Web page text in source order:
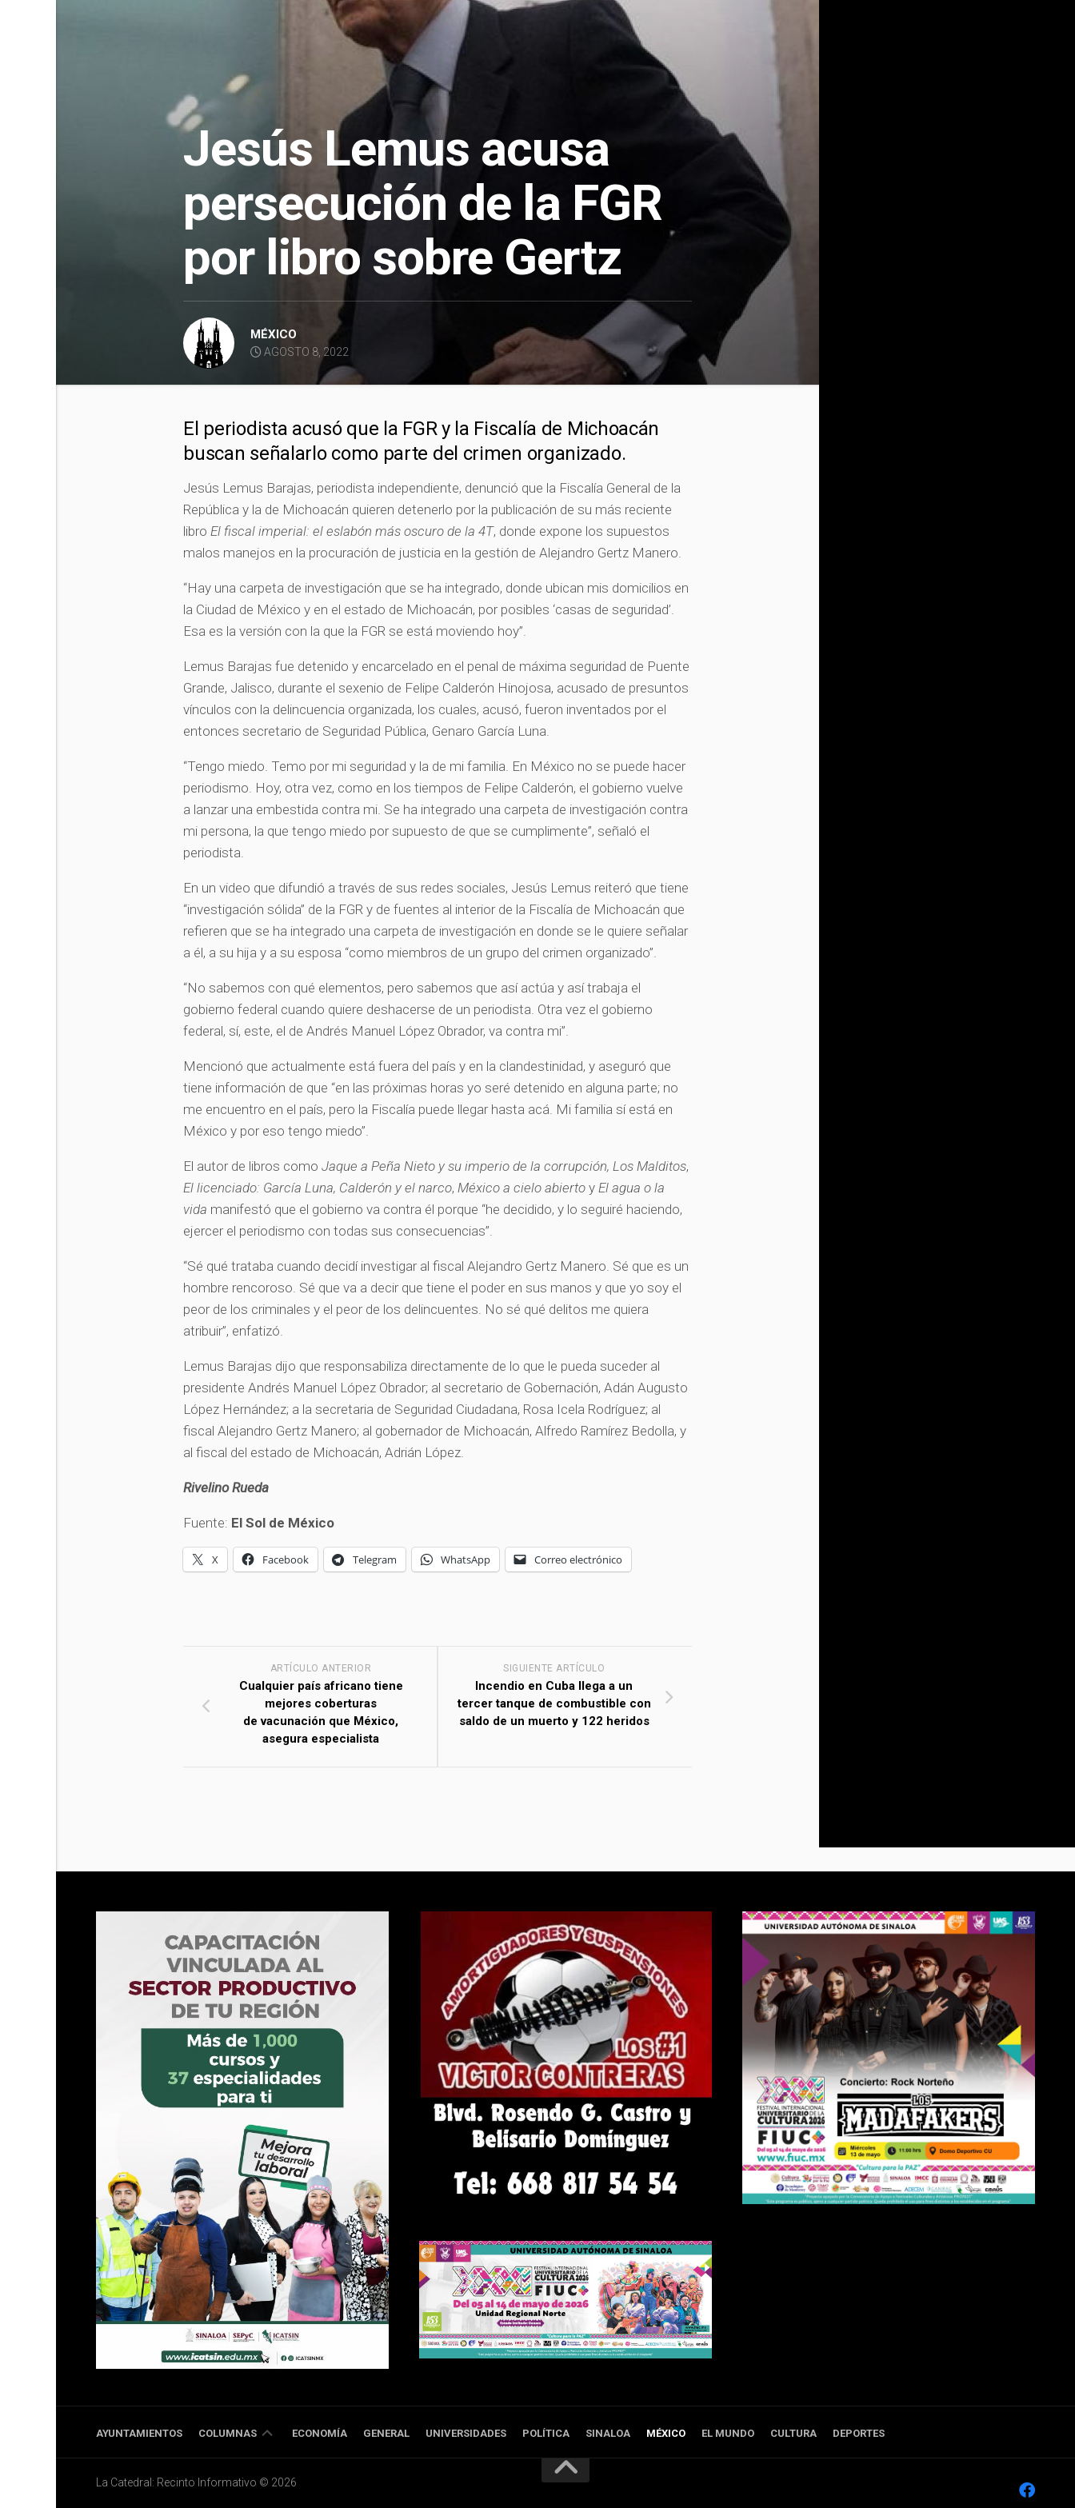
Jesús Lemus acusa
persecución de la FGR
por libro sobre Gertz
MÉXICO
AGOSTO 8, 2022
El periodista acusó que la FGR y la Fiscalía de Michoacán
buscan señalarlo como parte del crimen organizado.
Jesús Lemus Barajas, periodista independiente, denunció que la Fiscalía General de la
República y la de Michoacán quieren detenerlo por la publicación de su más reciente
libroEl fiscal imperial: el eslabón más oscuro de la 4T, donde expone los supuestos
malos manejos en la procuración de justicia en la gestión de Alejandro Gertz Manero.
“Hay una carpeta de investigación que se ha integrado, donde ubican mis domicilios en
la Ciudad de México y en el estado de Michoacán, por posibles ‘casas de seguridad’.
Esa es la versión con la que la FGR se está moviendo hoy”.
Lemus Barajas fue detenido y encarcelado en el penal de máxima seguridad de Puente
Grande, Jalisco, durante el sexenio de Felipe Calderón Hinojosa, acusado de presuntos
vínculos con la delincuencia organizada, los cuales, acusó, fueron inventados por el
entonces secretario de Seguridad Pública, Genaro García Luna.
“Tengo miedo. Temo por mi seguridad y la de mi familia. En México no se puede hacer
periodismo. Hoy, otra vez, como en los tiempos de Felipe Calderón, el gobierno vuelve
a lanzar una embestida contra mi. Se ha integrado una carpeta de investigación contra
mi persona, la que tengo miedo por supuesto de que se cumplimente”, señaló el
periodista.
En un video que difundió a través de sus redes sociales, Jesús Lemus reiteró que tiene
“investigación sólida” de la FGR y de fuentes al interior de la Fiscalía de Michoacán que
refieren que se ha integrado una carpeta de investigación en donde se le quiere señalar
a él, a su hija y a su esposa “como miembros de un grupo del crimen organizado”.
“No sabemos con qué elementos, pero sabemos que así actúa y así trabaja el
gobierno federal cuando quiere deshacerse de un periodista. Otra vez el gobierno
federal, sí, este, el de Andrés Manuel López Obrador, va contra mi”.
Mencionó que actualmente está fuera del país y en la clandestinidad, y aseguró que
tiene información de que “en las próximas horas yo seré detenido en alguna parte; no
me encuentro en el país, pero la Fiscalía puede llegar hasta acá. Mi familia sí está en
México y por eso tengo miedo”.
El autor de libros comoJaque a Peña Nieto y su imperio de la corrupción, Los Malditos,
El licenciado: García Luna, Calderón y el narco,México a cielo abierto yEl agua o la
vida manifestó que el gobierno va contra él porque “he decidido, y lo seguiré haciendo,
ejercer el periodismo con todas sus consecuencias”.
“Sé qué trataba cuando decidí investigar al fiscal Alejandro Gertz Manero. Sé que es un
hombre rencoroso. Sé que va a decir que tiene el poder en sus manos y que yo soy el
peor de los criminales y el peor de los delincuentes. No sé qué delitos me quiera
atribuir”, enfatizó.
Lemus Barajas dijo que responsabiliza directamente de lo que le pueda suceder al
presidente Andrés Manuel López Obrador; al secretario de Gobernación, Adán Augusto
López Hernández; a la secretaria de Seguridad Ciudadana, Rosa Icela Rodríguez; al
fiscal Alejandro Gertz Manero; al gobernador de Michoacán, Alfredo Ramírez Bedolla, y
al fiscal del estado de Michoacán, Adrián López.
Rivelino Rueda
Fuente: El Sol de México
X Facebook Telegram WhatsApp Correo electrónico
SIGUIENTE ARTÍCULO
Incendio en Cuba llega a un
tercer tanque de combustible con
saldo de un muerto y 122 heridos
ARTÍCULO ANTERIOR
Cualquier país africano tiene
mejores coberturas
de vacunación que México,
asegura especialista
AYUNTAMIENTOS COLUMNAS
RR
ECONOMÍA GENERAL UNIVERSIDADES POLÍTICA SINALOA MÉXICO EL MUNDO CULTURA DEPORTES
La Catedral: Recinto Informativo © 2026